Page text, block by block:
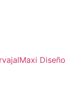
Diseño